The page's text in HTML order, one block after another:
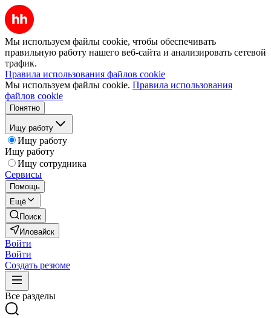
Мы используем файлы cookie, чтобы обеспечивать
правильную работу нашего веб-сайта и анализировать сетевой
трафик.
Правила использования файлов cookie
Мы используем файлы cookie. Правила использования
файлов cookie
Понятно
Ищу работу
Ищу работу
Ищу работу
Ищу сотрудника
Сервисы
Помощь
Ещё
Поиск
Иловайск
Войти
Войти
Создать резюме
Все разделы